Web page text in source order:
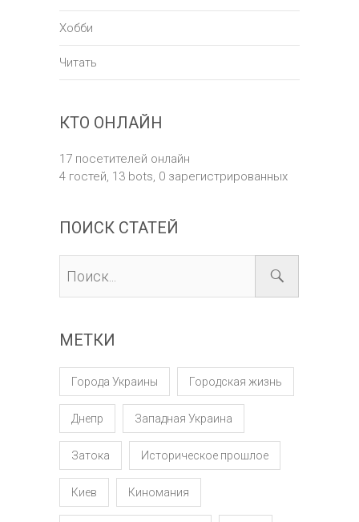
Хобби
Читать
КТО ОНЛАЙН
17 посетителей онлайн
4 гостей, 13 bots, 0 зарегистрированных
ПОИСК СТАТЕЙ
МЕТКИ
Города Украины Городская жизнь
Днепр Западная Украина
Затока Историческое прошлое
Киев Киномания